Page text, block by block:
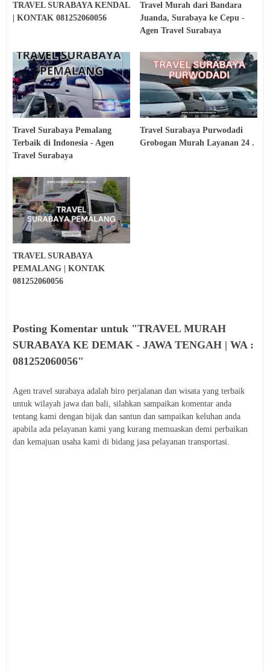
TRAVEL SURABAYA KENDAL
| KONTAK 081252060056
Travel Murah dari Bandara
Juanda, Surabaya ke Cepu -
Agen Travel Surabaya
Travel Surabaya Pemalang
Terbaik di Indonesia - Agen
Travel Surabaya
Travel Surabaya Purwodadi
Grobogan Murah Layanan 24 .
TRAVEL SURABAYA
PEMALANG | KONTAK
081252060056
Posting Komentar untuk "TRAVEL MURAH
SURABAYA KE DEMAK - JAWA TENGAH | WA :
081252060056"
Agen travel surabaya adalah biro perjalanan dan wisata yang terbaik
untuk wilayah jawa dan bali, silahkan sampaikan komentar anda
tentang kami dengan bijak dan santun dan sampaikan keluhan anda
apabila ada pelayanan kami yang kurang memuaskan demi perbaikan
dan kemajuan usaha kami di bidang jasa pelayanan transportasi.